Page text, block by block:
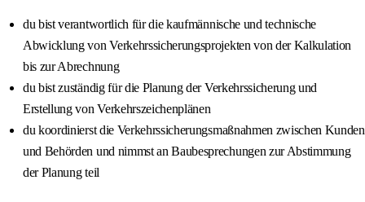
du bist verantwortlich für die kaufmännische und technische
Abwicklung von Verkehrssicherungsprojekten von der Kalkulation
bis zur Abrechnung
du bist zuständig für die Planung der Verkehrssicherung und
Erstellung von Verkehrszeichenplänen
du koordinierst die Verkehrssicherungsmaßnahmen zwischen Kunden
und Behörden und nimmst an Baubesprechungen zur Abstimmung
der Planung teil